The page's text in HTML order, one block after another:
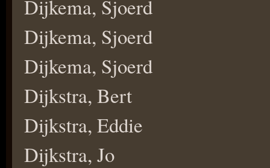
Dijkema, Sjoerd
Dijkema, Sjoerd
Dijkema, Sjoerd
Dijkstra, Bert
Dijkstra, Eddie
Dijkstra, Jo